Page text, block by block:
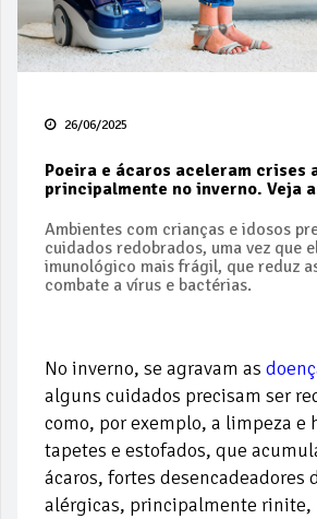
26/06/2025
Poeira e ácaros aceleram crises
principalmente no inverno. Veja
Ambientes com crianças e idosos
cuidados redobrados, uma vez que
imunológico mais frágil, que reduz
combate a vírus e bactérias.
No inverno, se agravam as
alguns cuidados precisam ser
como, por exemplo, a limpeza e
tapetes e estofados, que
ácaros, fortes desencadeadores
alérgicas, principalmente rinite,